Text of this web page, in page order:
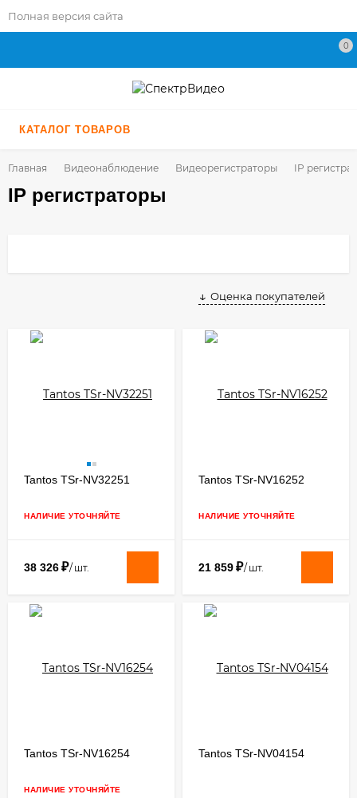
Полная версия сайта
0
КАТАЛОГ ТОВАРОВ
Главная Видеонаблюдение Видеорегистраторы IP
IP регистраторы
Оценка покупателей
​Tantos TSr-NV32251
НАЛИЧИЕ УТОЧНЯЙТЕ
38 326₽/ шт.
Tantos TSr-NV16252
НАЛИЧИЕ УТОЧНЯЙТЕ
21 859₽/ шт.
Tantos TSr-NV16254
НАЛИЧИЕ УТОЧНЯЙТЕ
Tantos TSr-NV04154